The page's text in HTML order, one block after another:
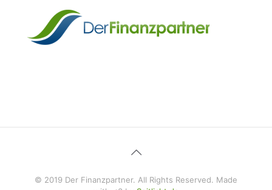
© 2019 Der Finanzpartner. All Rights Reserved. Made